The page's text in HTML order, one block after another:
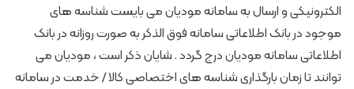
الکترونیکی و ارسال به سامانه مودیان می بایست شناسه های
موجود در بانک اطلاعاتی سامانه فوق الذکر به صورت روزانه در بانک
اطلاعاتی سامانه مودیان درج گردد . شایان ذکر است ، مودیان می
توانند تا زمان بارگذاری شناسه های اختصاصی کالا / خدمت در سامانه